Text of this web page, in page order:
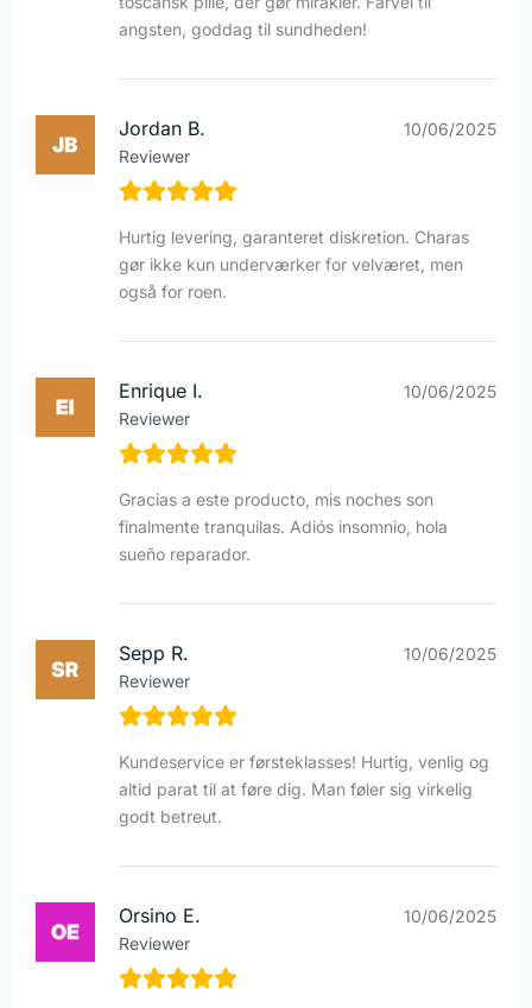
angsten, goddag til sundheden!
Jordan B.
Reviewer
10/06/2025
Hurtig levering, garanteret diskretion. Charas
gør ikke kun underværker for velværet, men
også for roen.
Enrique I.
Reviewer
10/06/2025
Gracias a este producto, mis noches son
finalmente tranquilas. Adiós insomnio, hola
sueño reparador.
Sepp R.
Reviewer
10/06/2025
Kundeservice er førsteklasses! Hurtig, venlig og
altid parat til at føre dig. Man føler sig virkelig
godt betreut.
Orsino E.
Reviewer
10/06/2025